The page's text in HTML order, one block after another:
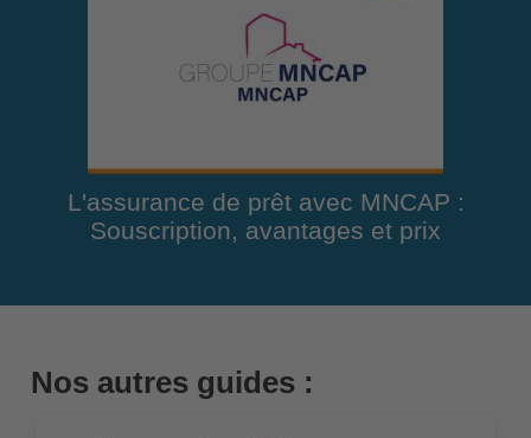
L'assurance de prêt avec MNCAP :
Souscription, avantages et prix
Nos autres guides :